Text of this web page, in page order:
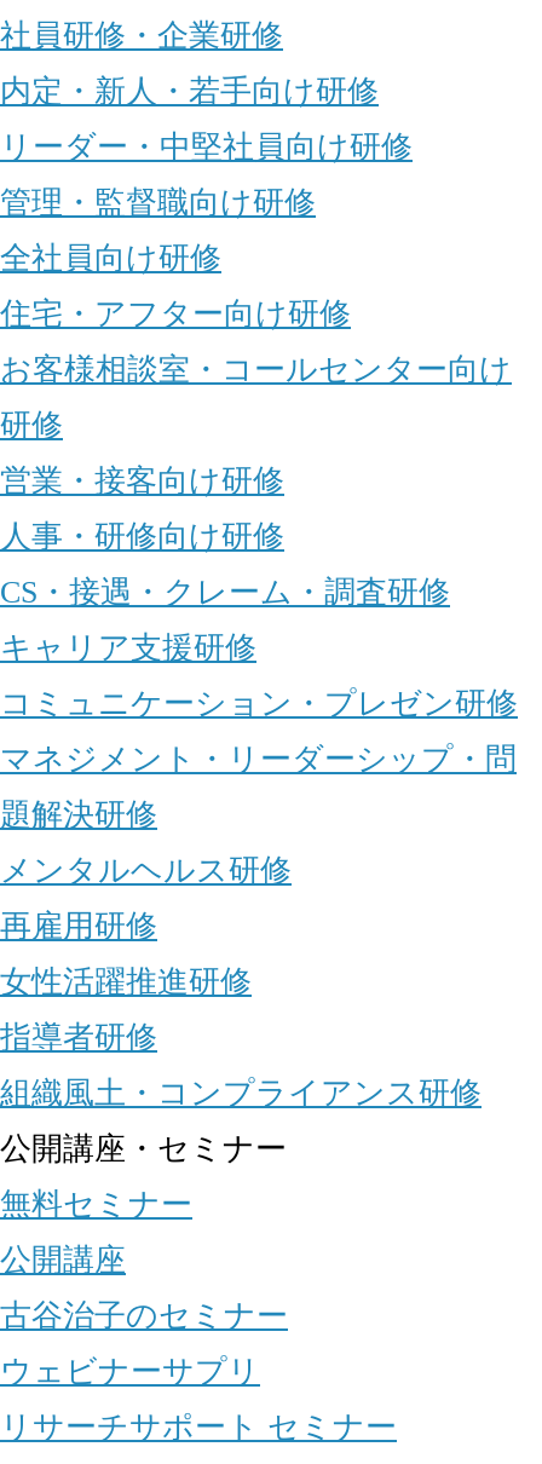
社員研修・企業研修
内定・新人・若手向け研修
リーダー・中堅社員向け研修
管理・監督職向け研修
全社員向け研修
住宅・アフター向け研修
お客様相談室・コールセンター向け
研修
営業・接客向け研修
人事・研修向け研修
CS・接遇・クレーム・調査研修
キャリア支援研修
コミュニケーション・プレゼン研修
マネジメント・リーダーシップ・問
題解決研修
メンタルヘルス研修
再雇用研修
女性活躍推進研修
指導者研修
組織風土・コンプライアンス研修
公開講座・セミナー
無料セミナー
公開講座
古谷治子のセミナー
ウェビナーサプリ
リサーチサポート セミナー